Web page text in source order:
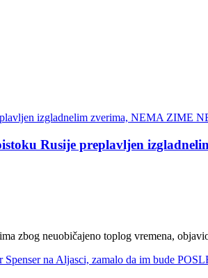
Rusije preplavljen
zbog neuobičajeno toplog vremena,